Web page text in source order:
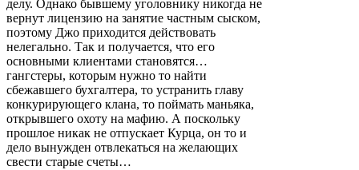
делу. Однако бывшему уголовнику никогда не
вернут лицензию на занятие частным сыском,
поэтому Джо приходится действовать
нелегально. Так и получается, что его
основными клиентами становятся…
гангстеры, которым нужно то найти
сбежавшего бухгалтера, то устранить главу
конкурирующего клана, то поймать маньяка,
открывшего охоту на мафию. А поскольку
прошлое никак не отпускает Курца, он то и
дело вынужден отвлекаться на желающих
свести старые счеты…